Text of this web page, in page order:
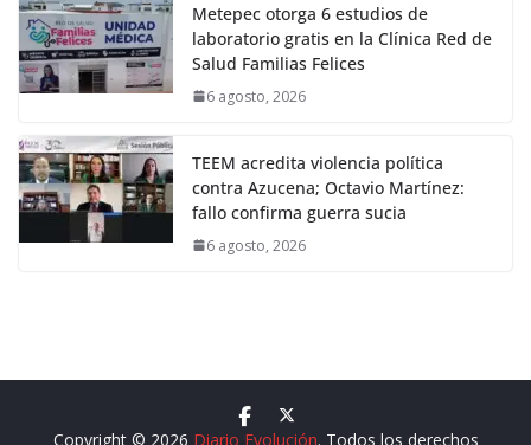
Metepec otorga 6 estudios de
laboratorio gratis en la Clínica Red de
Salud Familias Felices
6 agosto, 2026
TEEM acredita violencia política
contra Azucena; Octavio Martínez:
fallo confirma guerra sucia
6 agosto, 2026
Copyright © 2026 Diario Evolución. Todos los derechos